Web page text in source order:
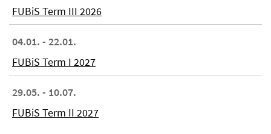
FUBiS Term III 2026
04.01. - 22.01.
FUBiS Term I 2027
29.05. - 10.07.
FUBiS Term II 2027